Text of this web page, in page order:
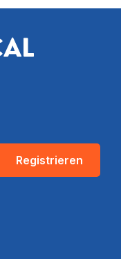
Registrieren